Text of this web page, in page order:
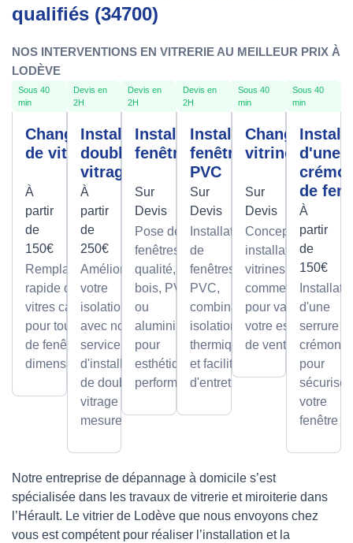
qualifiés (34700)
NOS INTERVENTIONS EN VITRERIE AU MEILLEUR PRIX À
LODÈVE
Sous 40
min
Changement
de vitre
À
partir
de
150€
Remplacement
rapide de
vitres cassées,
pour tous types
de fenêtres et
dimensions.
Devis en
2H
Installation
double
vitrage
À
partir
de
250€
Améliorez
votre
isolation
avec notre
service
d'installation
de double
vitrage sur
mesure.
Devis en
2H
Installation
fenêtres
Sur
Devis
Pose de
fenêtres de
qualité, en
bois, PVC
ou
aluminium,
pour
esthétique et
performance.
Devis en
2H
Installation
fenêtre
PVC
Sur
Devis
Installation
de
fenêtres
PVC,
combinant
isolation
thermique
et facilité
d'entretien.
Sous 40
min
Changement
vitrine
Sur
Devis
Conception et
installation de
vitrines
commerciales
pour valoriser
votre espace
de vente.
Sous 40
min
d'une
de
À
partir
de
150€
d'une
serrure à
crémone
pour
sécuriser
votre
fenêtre
Notre entreprise de dépannage à domicile s’est
spécialisée dans les travaux de vitrerie et miroiterie dans
l’Hérault. Le vitrier de Lodève que nous envoyons chez
vous est compétent pour réaliser l’installation et la